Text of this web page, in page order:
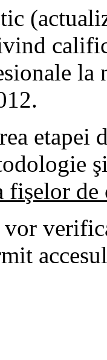
la
etapei
fişelor de
verifica